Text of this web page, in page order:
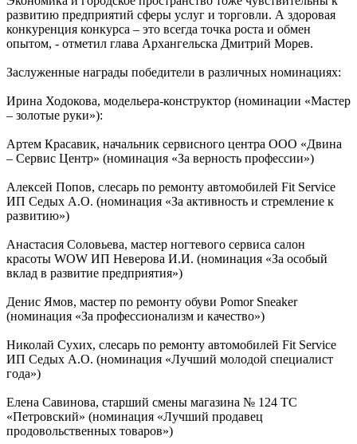
развитию предприятий сферы услуг и торговли. А здоровая
конкуренция конкурса – это всегда точка роста и обмен
опытом, - отметил глава Архангельска Дмитрий Морев.
Заслуженные награды победители в различных номинациях:
Ирина Ходокова, модельера-конструктор (номинации «Мастер
– золотые руки»):
Артем Красавик, начальник сервисного центра ООО «Двина
– Сервис Центр» (номинация «За верность профессии»)
Алексей Попов, слесарь по ремонту автомобилей Fit Service
ИП Седых А.О. (номинация «За активность и стремление к
развитию»)
Анастасия Соловьева, мастер ногтевого сервиса салон
красоты WOW ИП Неверова И.И. (номинация «За особый
вклад в развитие предприятия»)
Денис Ямов, мастер по ремонту обуви Pomor Sneaker
(номинация «За профессионализм и качество»)
Николай Сухих, слесарь по ремонту автомобилей Fit Service
ИП Седых А.О. (номинация «Лучший молодой специалист
года»)
Елена Савинова, старший смены магазина № 124 ТС
«Петровский» (номинация «Лучший продавец
продовольственных товаров»)